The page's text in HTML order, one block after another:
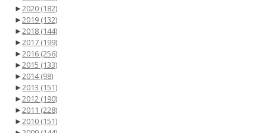
►2020 (182)
►2019 (132)
►2018 (144)
►2017 (199)
►2016 (256)
►2015 (133)
►2014(98)
►2013 (151)
►2012 (190)
►2011 (228)
►2010 (151)